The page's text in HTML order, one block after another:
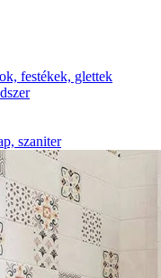
festékek, glettek
szaniter